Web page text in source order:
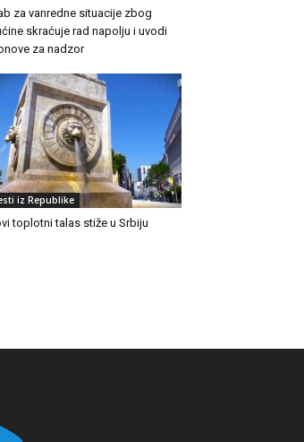
za vanredne situacije zbog
skraćuje rad napolju i uvodi
za nadzor
iz Republike
toplotni talas stiže u Srbiju